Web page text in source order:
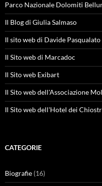
Parco Nazionale Dolomiti
Il Blog di Giulia Salmaso
Il sito web di Davide Pasqualato
Il Sito web di Marcadoc
Il Sito web Exibart
Il Sito web dell'Associazione
Il Sito web dell'Hotel dei
CATEGORIE
Biografie (16)